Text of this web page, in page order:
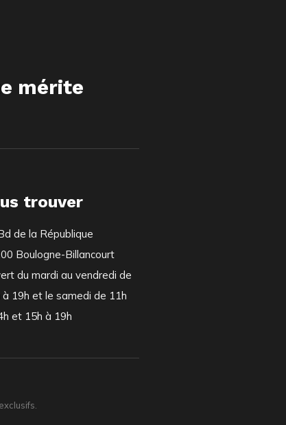
mérite
trouver
de la République
Boulogne-Billancourt
du mardi au vendredi de
à 19h et le samedi de 11h
et 15h à 19h